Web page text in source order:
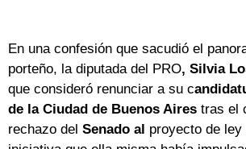
En una confesión que sacudió el
porteño, la diputada del PRO, Silvia
que consideró renunciar a su c
de la Ciudad de Buenos Aires tras el
rechazo del Senado al proyecto de